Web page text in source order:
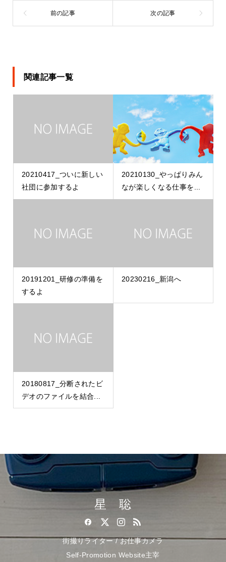
関連記事一覧
20210417_ついに新しい
社団に参加するよ
20210130_やっぱりみん
なが楽しくなる仕事を...
20191201_研修の準備を
するよ
20230216_新潟へ
20180817_分断されたビ
デオのファイルを結合...
星 聡
街撮りライター / お仕事カメラ
Self-Promotion Website主宰